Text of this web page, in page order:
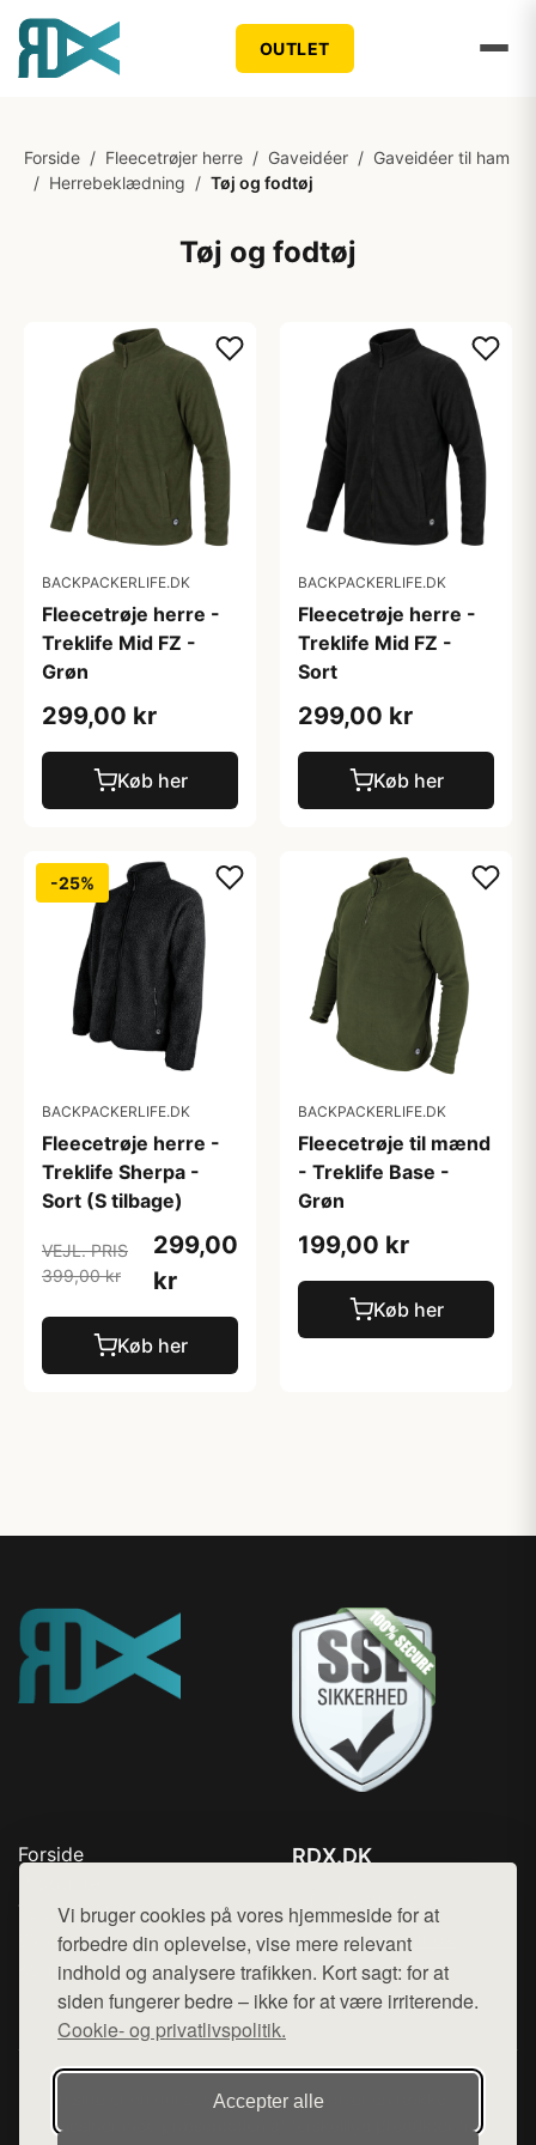
Vi bruger cookies på vores hjemmeside for at
forbedre din oplevelse, vise mere relevant
indhold og analysere trafikken. Kort sagt: for at
siden fungerer bedre – ikke for at være irriterende.
Cookie- og privatlivspolitik.
Accepter alle
OUTLET
Forside / Fleecetrøjer herre / Gaveidéer / Gaveidéer til ham
/ Herrebeklædning / Tøj og fodtøj
Tøj og fodtøj
BACKPACKERLIFE.DK
Fleecetrøje herre -
Treklife Mid FZ -
Grøn
299,00 kr
Køb her
BACKPACKERLIFE.DK
Fleecetrøje herre -
Treklife Mid FZ -
Sort
299,00 kr
Køb her
-25%
BACKPACKERLIFE.DK
Fleecetrøje herre -
Treklife Sherpa -
Sort (S tilbage)
VEJL. PRIS
399,00 kr
299,00
kr
Køb her
BACKPACKERLIFE.DK
Fleecetrøje til mænd
- Treklife Base -
Grøn
199,00 kr
Køb her
Forside
Top Rabatter
Blog
Kontakt
RDX.DK
Mail: hej@want.dk
Cookie- og privatlivspolitik
Denne side er en del af want.dk, der udgiver en række
hjemmesider med præsentation af forskellige produkter fra